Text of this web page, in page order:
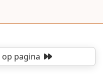
op pagina